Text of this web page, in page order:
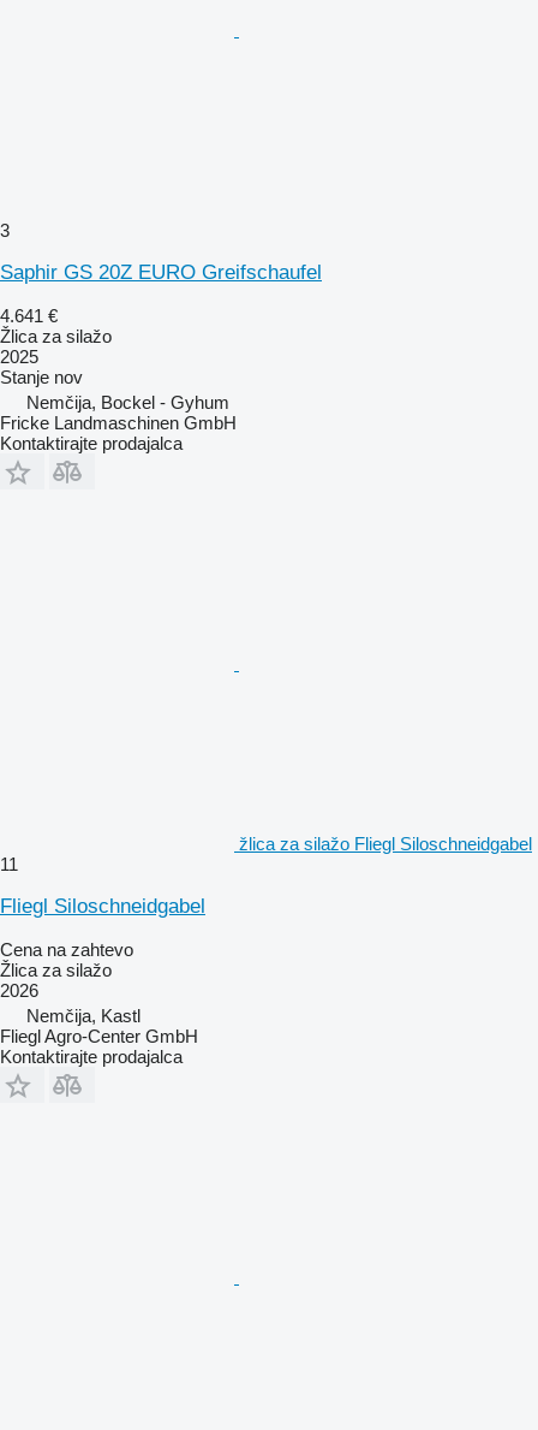
3
Saphir GS 20Z EURO Greifschaufel
4.641 €
Žlica za silažo
2025
Stanje nov
Nemčija, Bockel - Gyhum
Fricke Landmaschinen GmbH
Kontaktirajte prodajalca
žlica za silažo Fliegl Siloschneidgabel
11
Fliegl Siloschneidgabel
Cena na zahtevo
Žlica za silažo
2026
Nemčija, Kastl
Fliegl Agro-Center GmbH
Kontaktirajte prodajalca